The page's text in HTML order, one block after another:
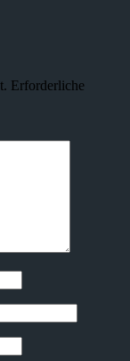
Erforderliche